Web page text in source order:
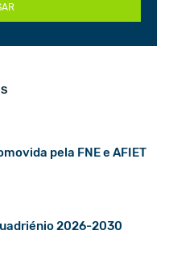
pela FNE e AFIET
2026-2030